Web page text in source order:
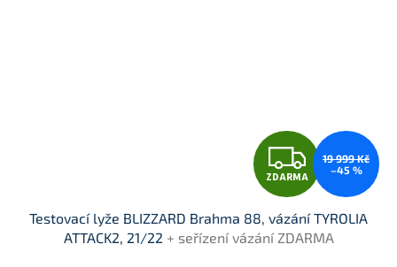
Z
D
A
ZDARMA
19 999 Kč
–45 %
Testovací lyže BLIZZARD Brahma 88, vázání TYROLIA
ATTACK2, 21/22 + seřízení vázání ZDARMA